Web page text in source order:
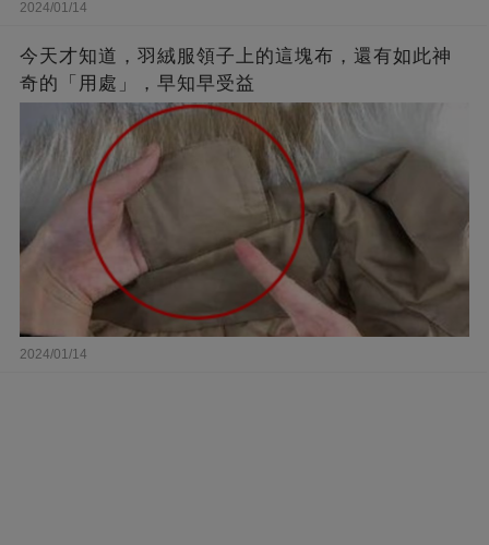
2024/01/14
今天才知道，羽絨服領子上的這塊布，還有如此神
奇的「用處」，早知早受益
2024/01/14